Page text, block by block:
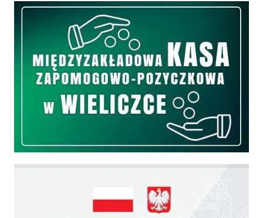
Międzyzakładowa Kasa Zapomogowo - Pożyczkowa